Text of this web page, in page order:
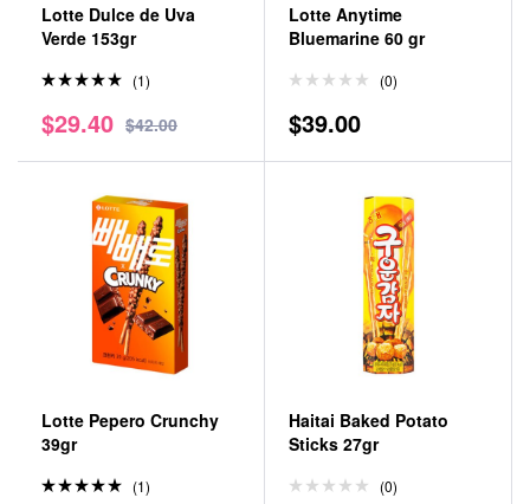
Lotte Dulce de Uva
Verde 153gr
en5.00
de 5
(1)
$42.00
$29.40
Lotte Anytime
Bluemarine 60 gr
(0)
$39.00
Lotte Pepero Crunchy
39gr
(1)
Haitai Baked Potato
Sticks 27gr
(0)